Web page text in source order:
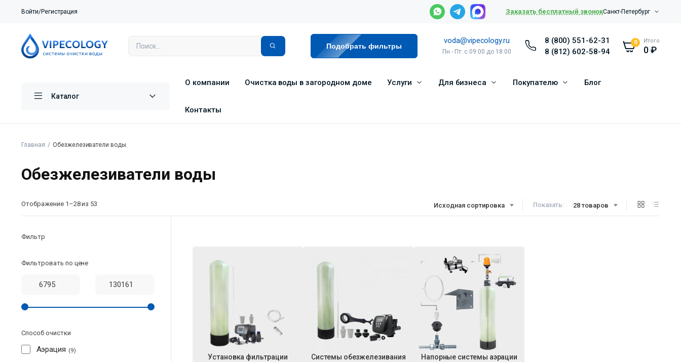
Войти/Регистрация Заказать бесплатный звонокСанкт-Петербург
Подобрать фильтры
voda@vipecology.ru
Пн - Пт: с 09:00 до 18:00
8 (800) 551-62-31
8 (812) 602-58-94
0 Итого
0₽
Каталог
О компании Очистка воды в загородном доме Услуги Для бизнеса Покупателю Блог
Контакты
Главная Обезжелезиватели воды
Обезжелезиватели воды
Исходная сортировка Показать: 28 товаров
Отображение 1–28 из 53
Установка фильтрации
Системы обезжелезивания
Напорные системы аэрации
Фильтр
Фильтровать по цене
Способ очистки
Аэрация 9